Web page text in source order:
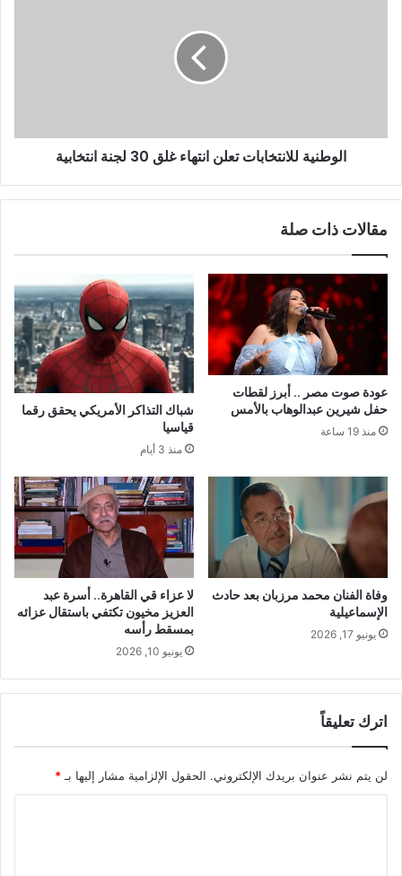
الوطنية للانتخابات تعلن انتهاء غلق 30 لجنة انتخابية
مقالات ذات صلة
عودة صوت مصر .. أبرز لقطات
حفل شيرين عبدالوهاب بالأمس
منذ 19 ساعة
شباك التذاكر الأمريكي يحقق رقما
قياسيا
منذ 3 أيام
وفاة الفنان محمد مرزبان بعد حادث
الإسماعيلية
يونيو 17, 2026
لا عزاء قي القاهرة.. أسرة عبد
العزيز مخيون تكتفي باستقال عزائه
بمسقط رأسه
يونيو 10, 2026
اترك تعليقاً
لن يتم نشر عنوان بريدك الإلكتروني. الحقول الإلزامية مشار إليها بـ *